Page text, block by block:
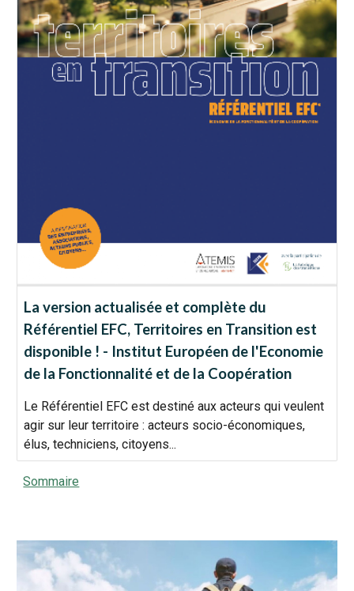
La version actualisée et complète du
Référentiel EFC, Territoires en Transition est
disponible ! - Institut Européen de l'Economie
de la Fonctionnalité et de la Coopération
Le Référentiel EFC est destiné aux acteurs qui veulent
agir sur leur territoire : acteurs socio-économiques,
élus, techniciens, citoyens...
Sommaire